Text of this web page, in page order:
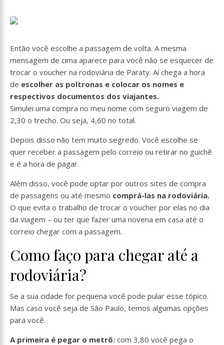
Então você escolhe a passagem de volta. A mesma
mensagem de cima aparece para você não se esquecer de
trocar o voucher na rodoviária de Paraty. Aí chega a hora
de escolher as poltronas e colocar os nomes e
respectivos documentos dos viajantes.
Simulei uma compra no meu nome com seguro viagem de
2,30 o trecho. Ou seja, 4,60 no total.
Depois disso não tem muito segredo. Você escolhe se
quer receber a passagem pelo correio ou retirar no guichê
e é a hora de pagar.
Além disso, você pode optar por outros sites de compra
de passagens ou até mesmo comprá-las na rodoviária.
O que evita o trabalho de trocar o voucher por elas no dia
da viagem – ou ter que fazer uma novena em casa até o
correio chegar com a passagem.
Como faço para chegar até a
rodoviária?
Se a sua cidade for pequena você pode pular esse tópico.
Mas caso você seja de São Paulo, temos algumas opções
para você.
A primeira é pegar o metrô: com 3,80 você pega o